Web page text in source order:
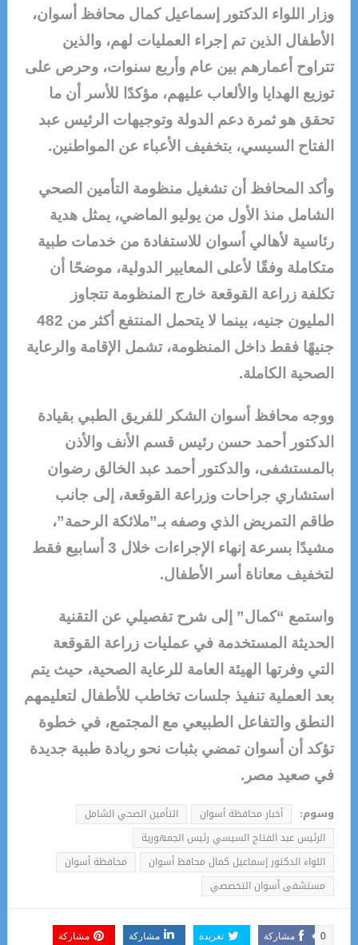
وزار اللواء الدكتور إسماعيل كمال محافظ أسوان،
الأطفال الذين تم إجراء العمليات لهم، والذين
تتراوح أعمارهم بين عام وأربع سنوات، وحرص على
توزيع الهدايا والألعاب عليهم، مؤكدًا للأسر أن ما
تحقق هو ثمرة دعم الدولة وتوجيهات الرئيس عبد
الفتاح السيسي، بتخفيف الأعباء عن المواطنين.
وأكد المحافظ أن تشغيل منظومة التأمين الصحي
الشامل منذ الأول من يوليو الماضي، يمثل هدية
رئاسية لأهالي أسوان للاستفادة من خدمات طبية
متكاملة وفقًا لأعلى المعايير الدولية، موضحًا أن
تكلفة زراعة القوقعة خارج المنظومة تتجاوز
المليون جنيه، بينما لا يتحمل المنتفع أكثر من 482
جنيهًا فقط داخل المنظومة، تشمل الإقامة والرعاية
الصحية الكاملة.
ووجه محافظ أسوان الشكر للفريق الطبي بقيادة
الدكتور أحمد حسن رئيس قسم الأنف والأذن
بالمستشفى، والدكتور أحمد عبد الخالق رضوان
استشاري جراحات وزراعة القوقعة، إلى جانب
طاقم التمريض الذي وصفه بـ”ملائكة الرحمة”،
مشيدًا بسرعة إنهاء الإجراءات خلال 3 أسابيع فقط
لتخفيف معاناة أسر الأطفال.
واستمع “كمال” إلى شرح تفصيلي عن التقنية
الحديثة المستخدمة في عمليات زراعة القوقعة
التي وفرتها الهيئة العامة للرعاية الصحية، حيث يتم
بعد العملية تنفيذ جلسات تخاطب للأطفال لتعليمهم
النطق والتفاعل الطبيعي مع المجتمع، في خطوة
تؤكد أن أسوان تمضي بثبات نحو ريادة طبية جديدة
في صعيد مصر.
وسوم: أخبار محافظة أسوان
التأمين الصحي الشامل
الرئيس عبد الفتاح السيسي رئيس الجمهورية
اللواء الدكتور إسماعيل كمال محافظ أسوان
محافظة أسوان
مستشفى أسوان التخصصي
مشاركة 0 تغريدة مشاركة مشاركة